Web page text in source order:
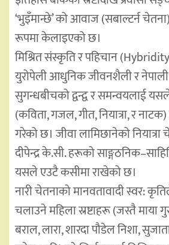
‘भुइँमान्छे’ को आवाज (सबाल्टर्न
रूपमा केलाइएको छ।
मिश्रित संस्कृति र पहिचान
युरोपेली आधुनिक जीवनशैली र नेपाली
सुगन्धबीचको द्वन्द्व र समन्वयलाई
(कविता, गजल, गीत, नियात्रा, र
गरेको छ। जीवा लामिछानेको
दीपेन्द्र के.सी. हरूको
यसले एउटै कसीमा राखेको छ।
नारी चेतनाको मानवतावादी स्वर:
चलाउने महिला स्रष्टाहरू (जस्तै माया
बराल, लारा, शारदा पौडेल निशा,